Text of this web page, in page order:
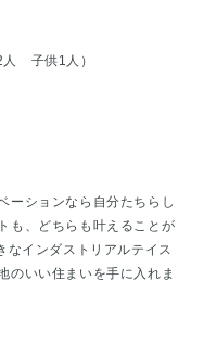
人 子供1人）
ーションなら自分たちらし
も、どちらも叶えることが
なインダストリアルテイス
のいい住まいを手に入れま